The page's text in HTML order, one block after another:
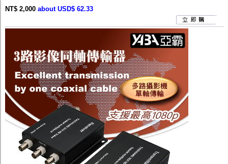
NT$ 2,000 about USD$ 62.33